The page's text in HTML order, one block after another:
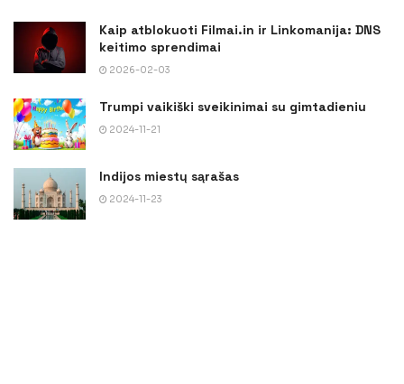
Kaip atblokuoti Filmai.in ir Linkomanija: DNS
keitimo sprendimai
2026-02-03
Trumpi vaikiški sveikinimai su gimtadieniu
2024-11-21
Indijos miestų sąrašas
2024-11-23